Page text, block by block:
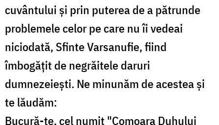
cuvântului și prin puterea de a pătrunde
problemele celor pe care nu îi vedeai
niciodată, Sfinte Varsanufie, fiind
îmbogățit de negrăitele daruri
dumnezeiești. Ne minunăm de acestea și
te lăudăm:
Bucură-te, cel numit "Comoara Duhului